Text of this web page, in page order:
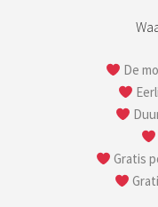
De
Gratis